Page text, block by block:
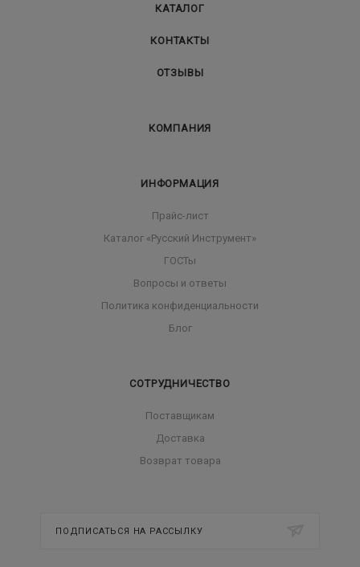
КАТАЛОГ
КОНТАКТЫ
ОТЗЫВЫ
КОМПАНИЯ
ИНФОРМАЦИЯ
Прайс-лист
Каталог «Русский Инструмент»
ГОСТы
Вопросы и ответы
Политика конфиденциальности
Блог
СОТРУДНИЧЕСТВО
Поставщикам
Доставка
Возврат товара
ПОДПИСАТЬСЯ НА РАССЫЛКУ